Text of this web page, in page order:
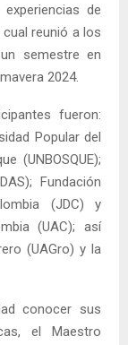
de
reunió a los
semestre en
2024.
fueron:
Popular del
(UNBOSQUE);
Fundación
(JDC) y
(UAC); así
(UAGro) y la
conocer sus
el Maestro